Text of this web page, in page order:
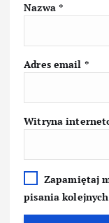
Nazwa *
Adres email *
Witryna
Zapamiętaj
pisania